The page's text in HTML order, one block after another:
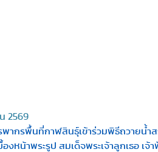
2569
พากรพื้นที่กาฬสินธุ์เข้าร่วมพิธีถวายน้ำ
องหน้าพระรูป สมเด็จพระเจ้าลูกเธอ เจ้